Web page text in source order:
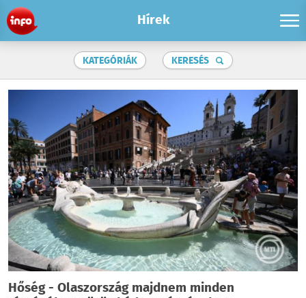
Hírek
KATEGÓRIÁK KERESÉS
Hőség - Olaszország majdnem minden